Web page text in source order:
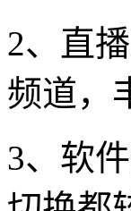
2、直
频道，
3、软